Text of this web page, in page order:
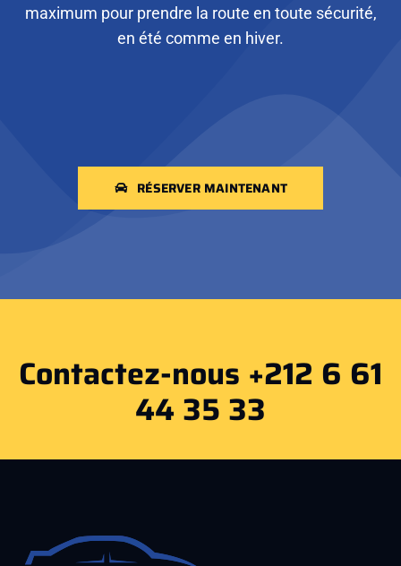
maximum pour prendre la route en toute sécurité,
en été comme en hiver.
RÉSERVER MAINTENANT
Contactez-nous +212 6 61
44 35 33